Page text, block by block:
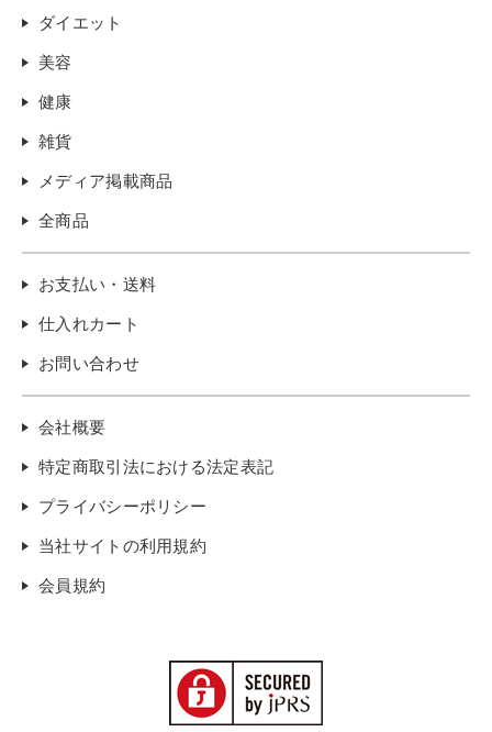
ダイエット
美容
健康
雑貨
メディア掲載商品
全商品
お支払い・送料
仕入れカート
お問い合わせ
会社概要
特定商取引法における法定表記
プライバシーポリシー
当社サイトの利用規約
会員規約